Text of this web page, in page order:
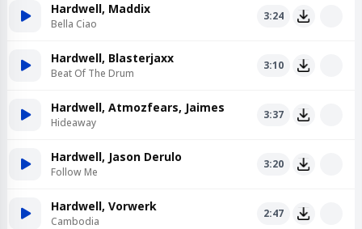
Hardwell, Maddix
Bella Ciao
3:24
Hardwell, Blasterjaxx
Beat Of The Drum
3:10
Hardwell, Atmozfears, Jaimes
Hideaway
3:37
Hardwell, Jason Derulo
Follow Me
3:20
Hardwell, Vorwerk
Cambodia
2:47